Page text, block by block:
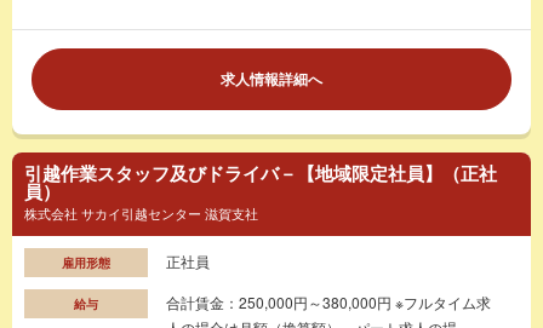
求人情報詳細へ
引越作業スタッフ及びドライバ－【地域限定社員】（正社
員）
株式会社 サカイ引越センター 滋賀支社
雇用形態 正社員
給与
合計賃金：250,000円～380,000円 ※フルタイム求